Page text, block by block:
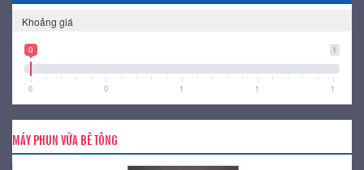
Khoảng giá
1
0
0 0 1 1 1
MÁY PHUN VỮA BÊ TÔNG